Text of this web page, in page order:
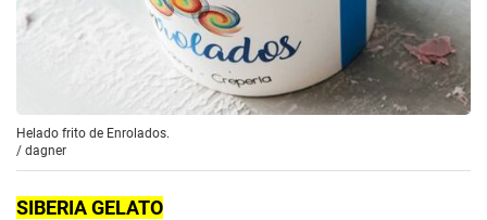
Helado frito de Enrolados.
/ dagner
SIBERIA GELATO